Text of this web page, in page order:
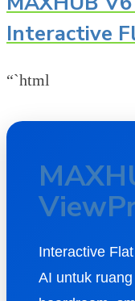
Interactive
“`html
Interactive
AI untuk